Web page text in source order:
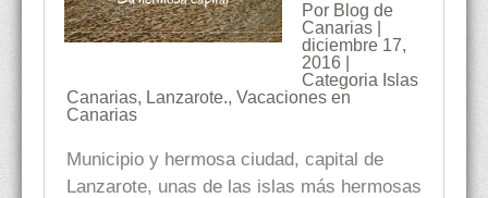
Por Blog de
Canarias |
diciembre 17,
2016 |
Categoria Islas
Canarias, Lanzarote., Vacaciones en
Canarias
Municipio y hermosa ciudad, capital de
Lanzarote, unas de las islas más hermosas